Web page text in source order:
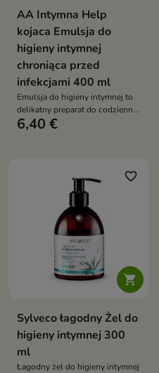
AA Intymna Help
kojaca Emulsja do
higieny intymnej
chroniąca przed
infekcjami 400 ml
Emulsja do higieny intymnej to
delikatny preparat do codziennej
pielęgnacji, stworzony z myślą o
mikroflory, dbając o komfort i
6,40 €

favorite_border
Sylveco łagodny Żel do
higieny intymnej 300
ml
Łagodny żel do higieny intymnej